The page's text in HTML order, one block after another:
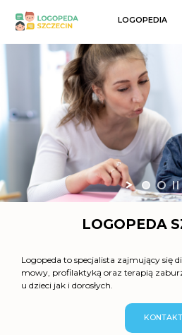
LOGOPEDIA
LOGOPEDA
Logopeda to specjalista zajmujący się
mowy, profilaktyką oraz terapią
u dzieci jak i dorosłych.
KONTAKT